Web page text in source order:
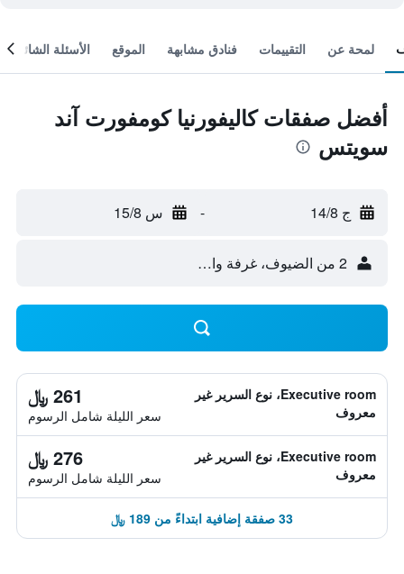
لمحة عن التقييمات فنادق مشابهة الموقع الأسئلة الشائعة
أفضل صفقات كاليفورنيا كومفورت آند
سويتس
ج 14/8 - س 15/8
2 من الضيوف، غرفة واحدة
Executive room، نوع السرير غير
معروف
261 ﷼
سعر الليلة شامل الرسوم
Executive room، نوع السرير غير
معروف
276 ﷼
سعر الليلة شامل الرسوم
33 صفقة إضافية ابتداءً من 189 ﷼